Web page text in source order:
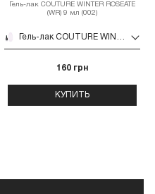
Гель-лак COUTURE WINTER ROSEATE
(WR) 9 мл (002)
160 грн
КУПИТЬ